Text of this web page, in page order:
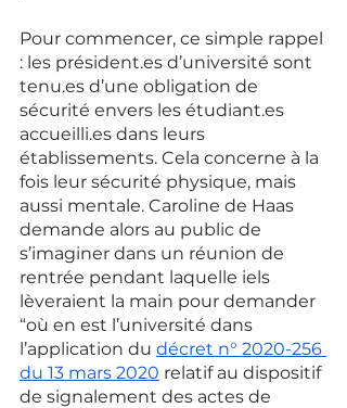
Pour commencer, ce simple rappel
: les président.es d’université sont
tenu.es d’une obligation de
sécurité envers les étudiant.es
accueilli.es dans leurs
établissements. Cela concerne à la
fois leur sécurité physique, mais
aussi mentale. Caroline de Haas
demande alors au public de
s’imaginer dans un réunion de
rentrée pendant laquelle iels
lèveraient la main pour demander
“où en est l’université dans
l’application du décret n° 2020-256
du 13 mars 2020 relatif au dispositif
de signalement des actes de